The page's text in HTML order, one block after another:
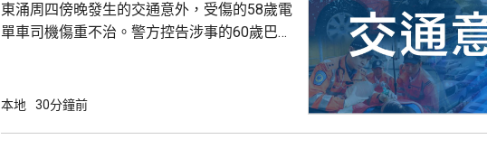
東涌周四傍晚發生的交通意外，受傷的58歲電
單車司機傷重不治。警方控告涉事的60歲巴士
龍運巴士沿東涌東交匯處行駛，去到近北大嶼
本地 30分鐘前